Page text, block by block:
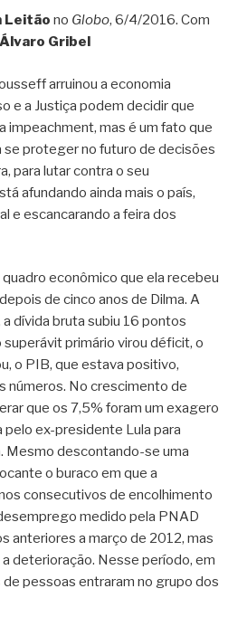
Leitão no Globo, 6/4/2016. Com
Álvaro Gribel
arruinou a economia
e a Justiça podem decidir que
impeachment, mas é um fato que
se proteger no futuro de decisões
para lutar contra o seu
afundando ainda mais o país,
e escancarando a feira dos
econômico que ela recebeu
de cinco anos de Dilma. A
dívida bruta subiu 16 pontos
primário virou déficit, o
o PIB, que estava positivo,
números. No crescimento de
que os 7,5% foram um exagero
pelo ex-presidente Lula para
Mesmo descontando-se uma
o buraco em que a
consecutivos de encolhimento
medido pela PNAD
anteriores a março de 2012, mas
deterioração. Nesse período, em
pessoas entraram no grupo dos